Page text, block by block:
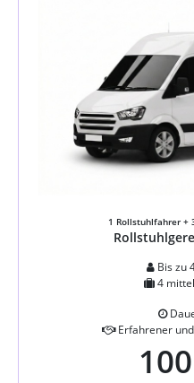
1 Rollstuhlfahrer +
Bis zu
4
Erfahrener